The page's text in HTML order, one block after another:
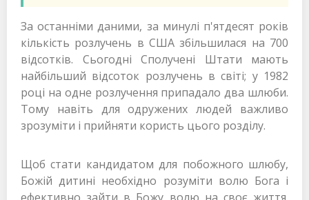
За останніми даними, за минулі п'ятдесят років
кількість розлучень в США збільшилася на 700
відсотків. Сьогодні Сполучені Штати мають
найбільший відсоток розлучень в світі; у 1982
році на одне розлучення припадало два шлюби.
Тому навіть для одружених людей важливо
зрозуміти і прийняти користь цього розділу.
Щоб стати кандидатом для побожного шлюбу,
Божій дитині необхідно розуміти волю Бога і